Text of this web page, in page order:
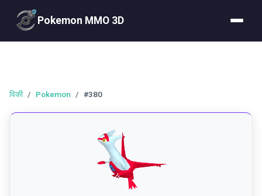
Pokemon MMO 3D
विकी / Pokemon / #380